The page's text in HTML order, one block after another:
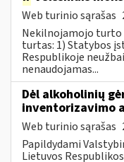
Web turinio sąrašas
Nekilnojamojo turto
turtas: 1) Statybos
Respublikoje
nenaudojamas...
Dėl alkoholinių
inventorizavimo
Web turinio sąrašas
Papildydami
Lietuvos